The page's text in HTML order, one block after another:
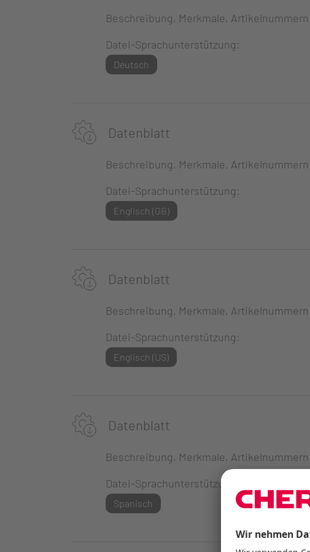
Beschreibung, Merkmale,
Datei-Sprachunterstützung:
Deutsch
Datenblatt
Beschreibung, Merkmale,
Datei-Sprachunterstützung:
Englisch (GB)
Datenblatt
Beschreibung, Merkmale,
Datei-Sprachunterstützung:
Englisch (US)
Datenblatt
Beschreibung, Merkmale,
Datei-Sprachunterstützung:
Spanisch